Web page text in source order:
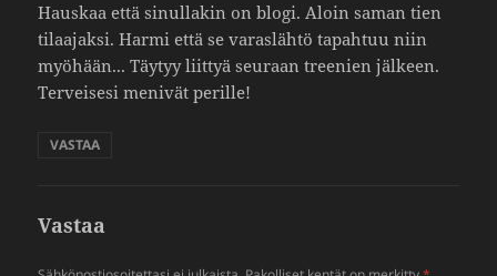
Hauskaa että sinul­lakin on blogi. Aloin saman tien
tilaa­jaksi. Harmi että se varas­lähtö tapahtuu niin
myöhään... Täytyy liittyä seuraan tree­nien jälkeen.
Tervei­sesi menivät perille!
VASTAA
Vastaa